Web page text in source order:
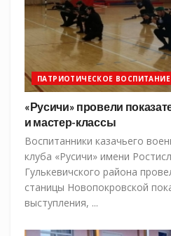
ПАТРИОТИЧЕСКОЕ ВОСПИТАНИЕ
«Русичи» провели
и мастер-классы
Воспитанники казачьего
клуба «Русичи» имени
Гулькевичского района
станицы Новопокровской
выступления, ...